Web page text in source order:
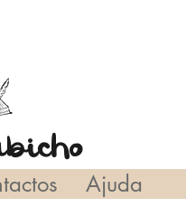
Ajuda